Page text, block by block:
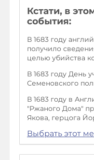
Кстати, в
события:
В 1683 году
получило
целью убийства
В 1683 году День
Семеновского
В 1683 году в
"Ржаного Дома"
Якова, герцога
Выбрать этот